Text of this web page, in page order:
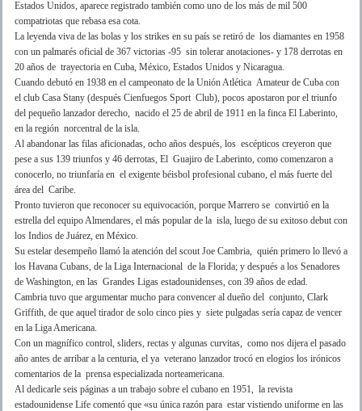
Estados Unidos, aparece registrado también como uno de los más de mil 500
compatriotas que rebasa esa cota.
La leyenda viva de las bolas y los strikes en su país se retiró de los diamantes en 1958
con un palmarés oficial de 367 victorias -95 sin tolerar anotaciones- y 178 derrotas en
20 años de trayectoria en Cuba, México, Estados Unidos y Nicaragua.
Cuando debutó en 1938 en el campeonato de la Unión Atlética Amateur de Cuba con
el club Casa Stany (después Cienfuegos Sport Club), pocos apostaron por el triunfo
del pequeño lanzador derecho, nacido el 25 de abril de 1911 en la finca El Laberinto,
en la región norcentral de la isla.
Al abandonar las filas aficionadas, ocho años después, los escépticos creyeron que
pese a sus 139 triunfos y 46 derrotas, El Guajiro de Laberinto, como comenzaron a
conocerlo, no triunfaría en el exigente béisbol profesional cubano, el más fuerte del
área del Caribe.
Pronto tuvieron que reconocer su equivocación, porque Marrero se convirtió en la
estrella del equipo Almendares, el más popular de la isla, luego de su exitoso debut con
los Indios de Juárez, en México.
Su estelar desempeño llamó la atención del scout Joe Cambria, quién primero lo llevó a
los Havana Cubans, de la Liga Internacional de la Florida; y después a los Senadores
de Washington, en las Grandes Ligas estadounidenses, con 39 años de edad.
Cambria tuvo que argumentar mucho para convencer al dueño del conjunto, Clark
Griffith, de que aquel tirador de solo cinco pies y siete pulgadas sería capaz de vencer
en la Liga Americana.
Con un magnífico control, sliders, rectas y algunas curvitas, como nos dijera el pasado
año antes de arribar a la centuria, el ya veterano lanzador trocó en elogios los irónicos
comentarios de la prensa especializada norteamericana.
Al dedicarle seis páginas a un trabajo sobre el cubano en 1951, la revista
estadounidense Life comentó que «su única razón para estar vistiendo uniforme en las